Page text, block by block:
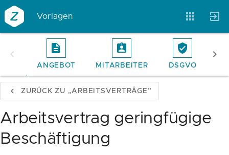
Vorlagen
Vorlagen Neukunden Unternehmen
ANGEBOT MITARBEITER DSGVO
ZURÜCK ZU „ARBEITSVERTRÄGE”
Arbeitsvertrag geringfügige
Beschäftigung